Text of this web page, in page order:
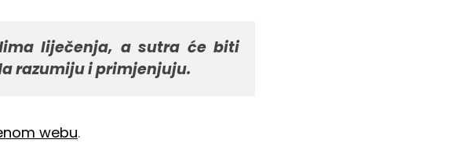
liječenja, a sutra će biti
razumiju i primjenjuju.
webu.